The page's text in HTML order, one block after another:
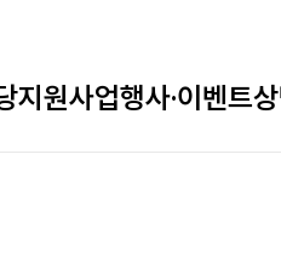
지원사업행사·이벤트